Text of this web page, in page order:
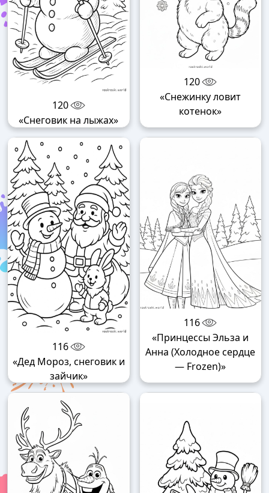
120
«Снеговик на лыжах»
120
«Снежинку ловит
котенок»
116
«Дед Мороз, снеговик и
зайчик»
116
«Принцессы Эльза и
Анна (Холодное сердце
— Frozen)»